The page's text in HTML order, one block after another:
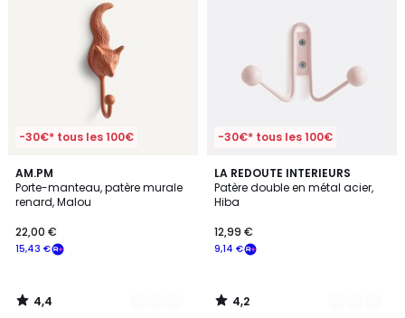
-30€* tous les 100€
AM.PM
Porte-manteau, patère murale
renard, Malou
15,43 €
22,00 €
4,4
/ 5
2
Couleurs
4,4
/
-30€* tous les 100€
LA REDOUTE INTERIEURS
Patère double en métal acier,
Hiba
9,14 €
12,99 €
4,2
/ 5
3
Couleurs
4,2
/